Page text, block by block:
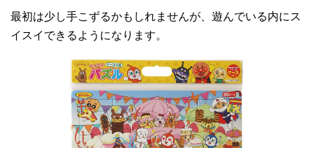
最初は少し手こずるかもしれませんが、遊んでいる内にス
イスイできるようになります。